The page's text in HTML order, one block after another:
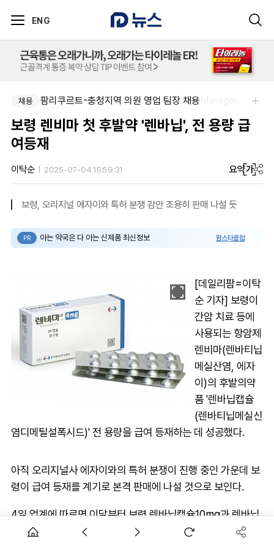
ENG
채용 한국다케다제약(주)-Quality Assurance Manager
채용 팜리쿠르트-충청지역 의원 영업 팀장 채용
보령 렌비마 첫 후발약 '렌바닙', 전 용량 급
여등재
이탁순 2025-07-04 15:59:31 요약가
보령, 오리지널 에자이와 특허 분쟁 감안 조용히 판매 나설 듯
PR 아는 약국은 다 아는 신제품 최신정보 팜스타클럽
[데일리팜=이탁
순 기자] 보령이
간암 치료 등에
사용되는 항암제
렌비마(렌바티닙
메실산염, 에자
이)의 후발의약
품 '렌바닙캡슐
(렌바티닙메실신
염디메틸설폭시드)' 전 용량을 급여 등재하는 데 성공했다.
아직 오리지널사 에자이와의 특허 분쟁이 진행 중인 가운데 보
령이 급여 등재를 계기로 본격 판매에 나설 것으로 보인다.
4일 업계에 따르면 이달부터 보령 렌바닙캡슐10mg과 렌바닙
캡슐12mg이 급여 등재됐다.